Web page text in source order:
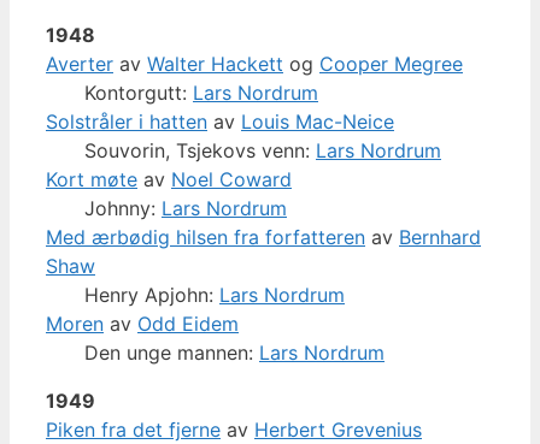
1948
Averter av Walter Hackett og Cooper Megree
Kontorgutt: Lars Nordrum
Solstråler i hatten av Louis Mac-Neice
Souvorin, Tsjekovs venn: Lars Nordrum
Kort møte av Noel Coward
Johnny: Lars Nordrum
Med ærbødig hilsen fra forfatteren av Bernhard
Shaw
Henry Apjohn: Lars Nordrum
Moren av Odd Eidem
Den unge mannen: Lars Nordrum
1949
Piken fra det fjerne av Herbert Grevenius